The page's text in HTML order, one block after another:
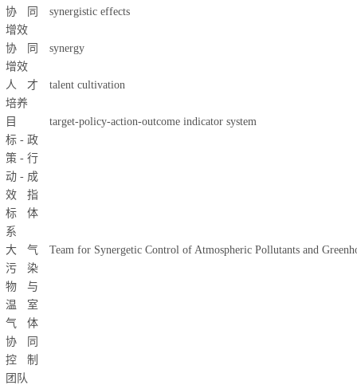
协同
增效
synergistic effects
协同
增效
synergy
人才
培养
talent cultivation
目
标 - 政
策 - 行
动 - 成
效指
标体
系
target-policy-action-outcome indicator system
大气
污染
物与
温室
气体
协同
控制
团队
Team for Synergetic Control of Atmospheric Pollutants and